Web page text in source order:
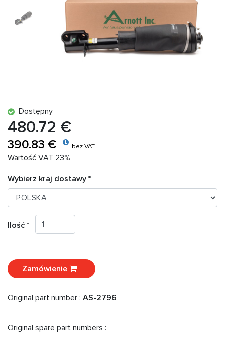
Dostępny
480.72 €
390.83 € bez VAT
Wartość VAT 23%
Wybierz kraj dostawy *
Ilość *
Zamówienie
Original part number : AS-2796
Original spare part numbers :